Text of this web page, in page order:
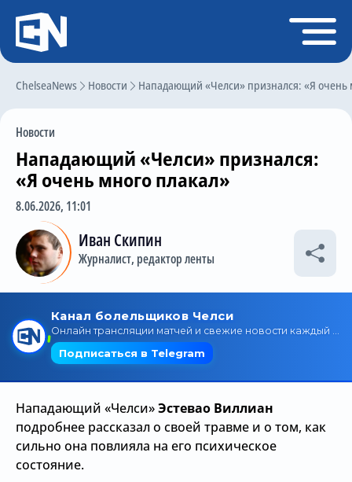
ChelseaNews Новости Нападающий «Челси» признался: «Я очень
Новости
Нападающий «Челси» признался:
«Я очень много плакал»
8.06.2026, 11:01
Иван Скипин
Журналист, редактор ленты
Нападающий «Челси»Эстевао Виллиан
подробнее рассказал о своей травме и о том, как
сильно она повлияла на его психическое
состояние.
Регистрация
Главная
Трансферы
Слухи
История Челси
Статистика
Календарь игр
Состав команды
Поиск по сайту
Трансляции
О сайте
Контакты